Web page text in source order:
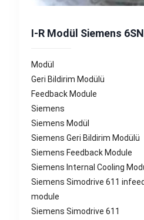
I-R Modül Siemens
Modül
Geri Bildirim Modülü
Feedback Module
Siemens
Siemens Modül
Siemens Geri Bildirim Modülü
Siemens Feedback Module
Siemens Internal Cooling
Siemens Simodrive 611
module
Siemens Simodrive 611